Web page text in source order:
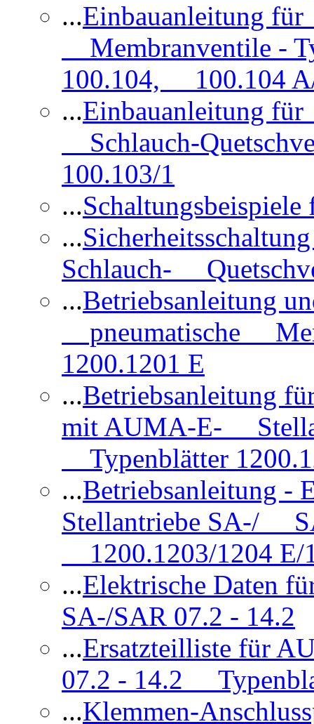
...Einbauanleitung
Membranventile -
100.104, 100.104
...Einbauanleitung
Schlauch-
100.103/1
...
...
Schlauch-
...Betriebsanleitung
pneumatische
1200.1201 E
...Betriebsanleitung
mit AUMA-E-
Typenblätter
...Betriebsanleitung
Stellantriebe SA-/
1200.1203/1204 E/
...Elektrische Daten
SA-/SAR 07.2 - 14.2
...Ersatzteilliste für
07.2 - 14.2
...Klemmen-